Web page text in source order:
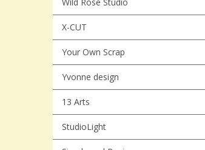
X-CUT
Your Own Scrap
Yvonne design
13 Arts
StudioLight